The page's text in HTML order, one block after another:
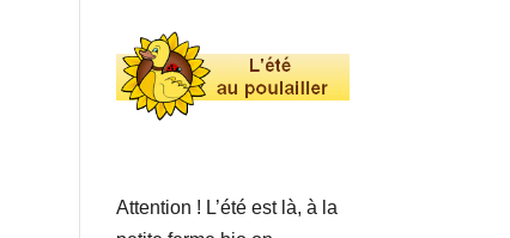
Attention ! L’été est là, à la